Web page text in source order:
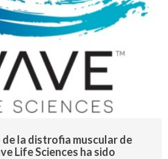
la distrofia muscular de
Life Sciences ha sido